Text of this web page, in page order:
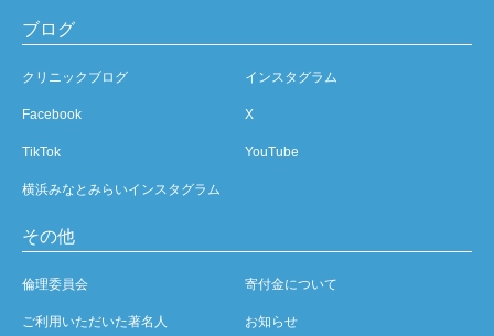
ブログ
クリニックブログ インスタグラム
Facebook X
TikTok YouTube
横浜みなとみらいインスタグラム
その他
倫理委員会 寄付金について
ご利用いただいた著名人 お知らせ